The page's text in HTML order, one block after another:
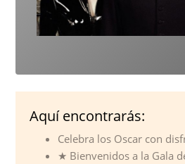
Aquí encontrarás:
Celebra los Oscar con
★ Bienvenidos a la Gala